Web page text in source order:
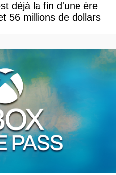
déjà la fin d'une ère
56 millions de dollars